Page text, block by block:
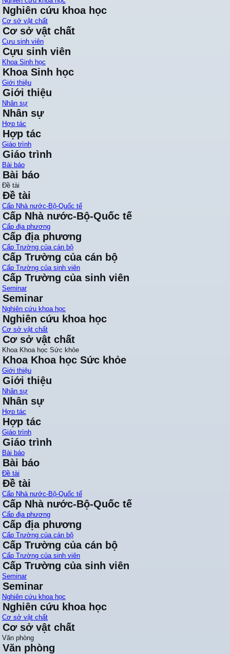
Nghiên cứu khoa học
Cơ sở vật chất
Cơ sở vật chất
Cựu sinh viên
Cựu sinh viên
Khoa Sinh học
Khoa Sinh học
Giới thiệu
Giới thiệu
Nhân sự
Nhân sự
Hợp tác
Hợp tác
Giáo trình
Giáo trình
Bài báo
Bài báo
Đề tài
Đề tài
Cấp Nhà nước-Bộ-Quốc tế
Cấp Nhà nước-Bộ-Quốc tế
Cấp địa phương
Cấp địa phương
Cấp Trường của cán bộ
Cấp Trường của cán bộ
Cấp Trường của sinh viên
Cấp Trường của sinh viên
Seminar
Seminar
Nghiên cứu khoa học
Nghiên cứu khoa học
Cơ sở vật chất
Cơ sở vật chất
Khoa Khoa học Sức khỏe
Khoa Khoa học Sức khỏe
Giới thiệu
Giới thiệu
Nhân sự
Nhân sự
Hợp tác
Hợp tác
Giáo trình
Giáo trình
Bài báo
Bài báo
Đề tài
Đề tài
Cấp Nhà nước-Bộ-Quốc tế
Cấp Nhà nước-Bộ-Quốc tế
Cấp địa phương
Cấp địa phương
Cấp Trường của cán bộ
Cấp Trường của cán bộ
Cấp Trường của sinh viên
Cấp Trường của sinh viên
Seminar
Seminar
Nghiên cứu khoa học
Nghiên cứu khoa học
Cơ sở vật chất
Cơ sở vật chất
Văn phòng
Văn phòng